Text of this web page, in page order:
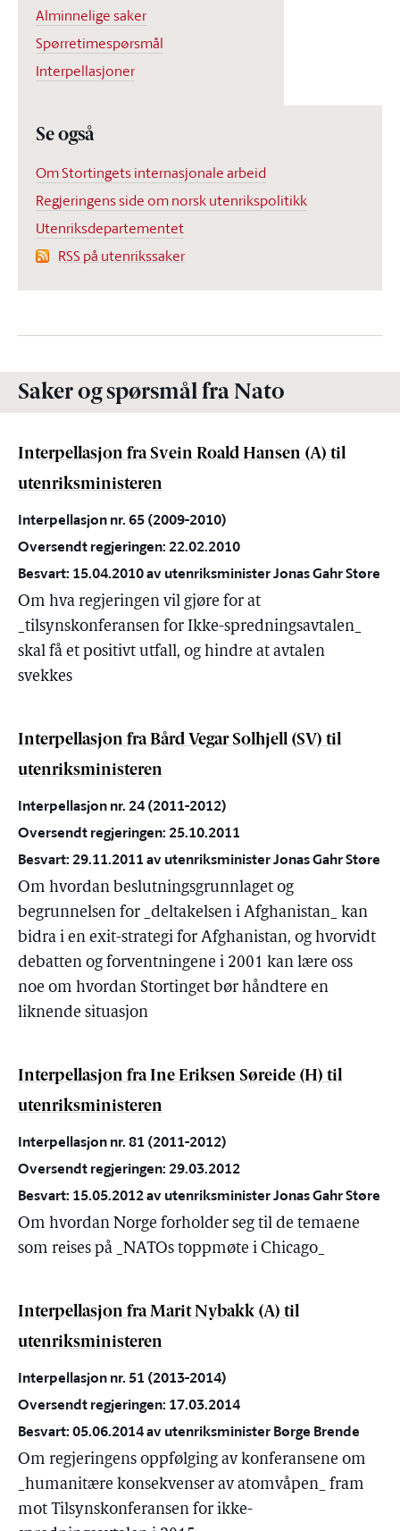
Alminnelige saker
Spørretimespørsmål
Interpellasjoner
Se også
Om Stortingets internasjonale arbeid
Regjeringens side om norsk utenrikspolitikk
Utenriksdepartementet
RSS på utenrikssaker
Saker og spørsmål fra Nato
Interpellasjon fra Svein Roald Hansen (A) til
utenriksministeren
Interpellasjon nr. 65 (2009-2010)
Oversendt regjeringen: 22.02.2010
Besvart: 15.04.2010 av utenriksminister Jonas Gahr Støre
Om hva regjeringen vil gjøre for at
_tilsynskonferansen for Ikke-spredningsavtalen_
skal få et positivt utfall, og hindre at avtalen
svekkes
Interpellasjon fra Bård Vegar Solhjell (SV) til
utenriksministeren
Interpellasjon nr. 24 (2011-2012)
Oversendt regjeringen: 25.10.2011
Besvart: 29.11.2011 av utenriksminister Jonas Gahr Støre
Om hvordan beslutningsgrunnlaget og
begrunnelsen for _deltakelsen i Afghanistan_ kan
bidra i en exit-strategi for Afghanistan, og hvorvidt
debatten og forventningene i 2001 kan lære oss
noe om hvordan Stortinget bør håndtere en
liknende situasjon
Interpellasjon fra Ine Eriksen Søreide (H) til
utenriksministeren
Interpellasjon nr. 81 (2011-2012)
Oversendt regjeringen: 29.03.2012
Besvart: 15.05.2012 av utenriksminister Jonas Gahr Støre
Om hvordan Norge forholder seg til de temaene
som reises på _NATOs toppmøte i Chicago_
Interpellasjon fra Marit Nybakk (A) til
utenriksministeren
Interpellasjon nr. 51 (2013-2014)
Oversendt regjeringen: 17.03.2014
Besvart: 05.06.2014 av utenriksminister Børge Brende
Om regjeringens oppfølging av konferansene om
_humanitære konsekvenser av atomvåpen_ fram
mot Tilsynskonferansen for ikke-